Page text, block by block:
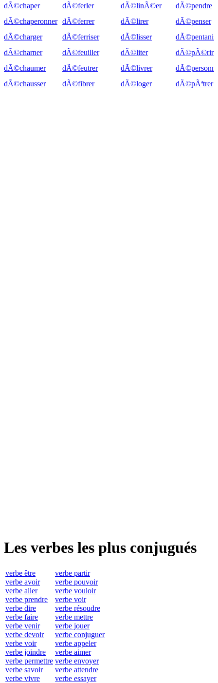
dÃ©chaper
dÃ©chaperonner
dÃ©charger
dÃ©charner
dÃ©chaumer
dÃ©chausser
dÃ©ferler
dÃ©ferrer
dÃ©ferriser
dÃ©feuiller
dÃ©feutrer
dÃ©fibrer
dÃ©linÃ©er
dÃ©lirer
dÃ©lisser
dÃ©liter
dÃ©livrer
dÃ©loger
dÃ©pendre
dÃ©penser
dÃ©pÃ©rir
dÃ©pÃªtrer
Les verbes les plus conjugués
verbe être
verbe avoir
verbe aller
verbe prendre
verbe dire
verbe faire
verbe venir
verbe devoir
verbe voir
verbe joindre
verbe permettre
verbe savoir
verbe vivre
verbe partir
verbe pouvoir
verbe vouloir
verbe voir
verbe résoudre
verbe mettre
verbe jouer
verbe conjuguer
verbe appeler
verbe aimer
verbe envoyer
verbe attendre
verbe essayer